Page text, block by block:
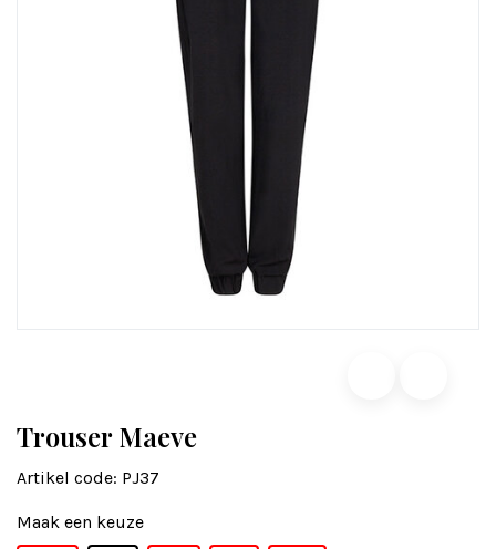
Trouser Maeve
Artikel code: PJ37
Maak een keuze